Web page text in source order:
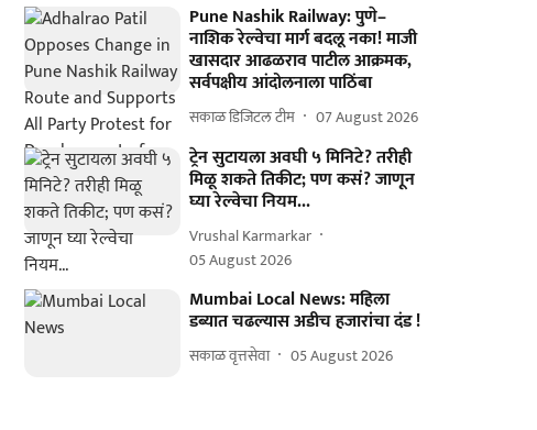
Pune Nashik Railway: पुणे–
नाशिक रेल्वेचा मार्ग बदलू नका! माजी
खासदार आढळराव पाटील आक्रमक,
सर्वपक्षीय आंदोलनाला पाठिंबा
सकाळ डिजिटल टीम 07 August 2026
ट्रेन सुटायला अवघी ५ मिनिटे? तरीही
मिळू शकते तिकीट; पण कसं? जाणून
घ्या रेल्वेचा नियम...
Vrushal Karmarkar
05 August 2026
Mumbai Local News: महिला
डब्यात चढल्यास अडीच हजारांचा दंड !
सकाळ वृत्तसेवा 05 August 2026